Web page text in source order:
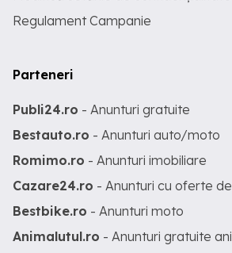
Regulament Campanie
Parteneri
Publi24.ro - Anunturi gratuite
Bestauto.ro - Anunturi auto/moto
Romimo.ro - Anunturi imobiliare
Cazare24.ro - Anunturi cu oferte
Bestbike.ro - Anunturi moto
Animalutul.ro - Anunturi gratuite